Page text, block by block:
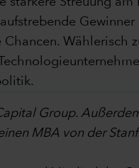
Wählerisch
Group.
MBA von der